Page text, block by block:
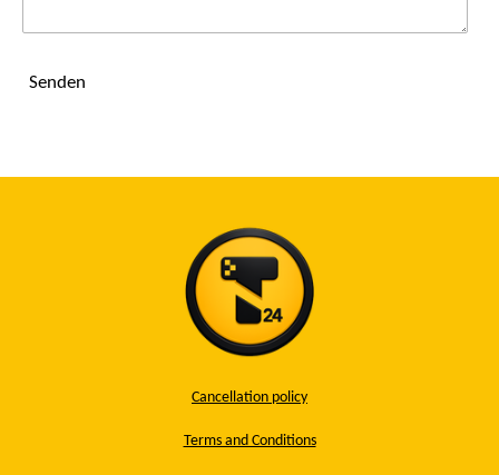
Senden
Cancellation policy
Terms and Conditions